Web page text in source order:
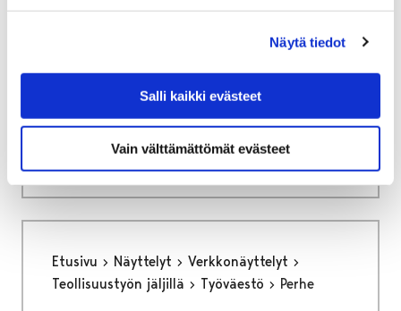
Näytä tiedot
Salli kaikki evästeet
Vain välttämättömät evästeet
Etusivu Näyttelyt
Menneet näyttelyt
Mennyt näyttely: Englund
Mennyt näyttely: Englund
Etusivu Näyttelyt
Verkkonäyttelyt
Teollisuustyön jäljillä
Työväestö Perhe